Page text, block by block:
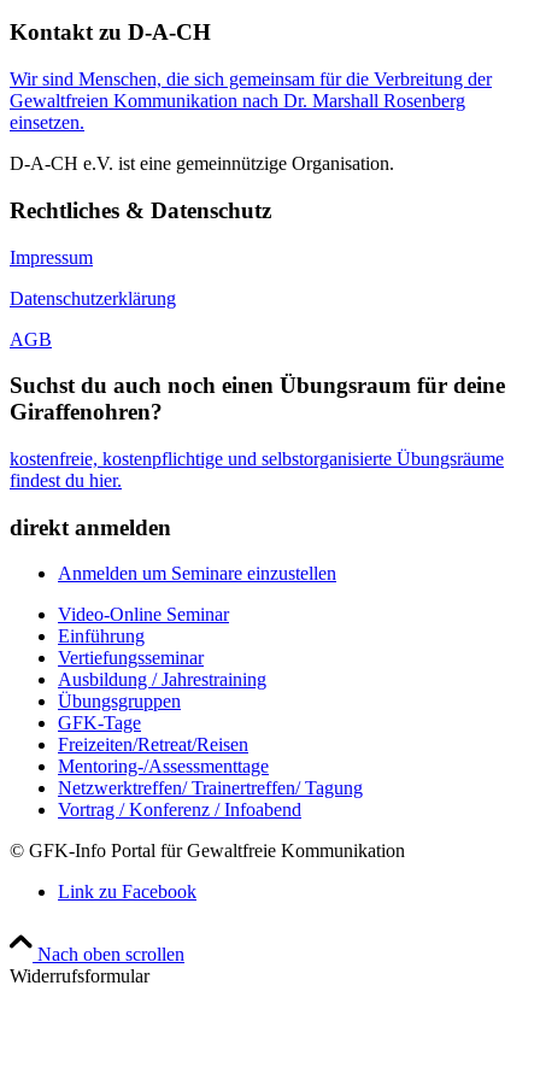
Kontakt zu D-A-CH
Wir sind Menschen, die sich gemeinsam für die Verbreitung der
Gewaltfreien Kommunikation nach Dr. Marshall Rosenberg
einsetzen.
D-A-CH e.V. ist eine gemeinnützige Organisation.
Rechtliches & Datenschutz
Impressum
Datenschutzerklärung
AGB
Suchst du auch noch einen Übungsraum für deine
Giraffenohren?
kostenfreie, kostenpflichtige und selbstorganisierte Übungsräume
findest du hier.
direkt anmelden
Anmelden um Seminare einzustellen
Video-Online Seminar
Einführung
Vertiefungsseminar
Ausbildung / Jahrestraining
Übungsgruppen
GFK-Tage
Freizeiten/Retreat/Reisen
Mentoring-/Assessmenttage
Netzwerktreffen/ Trainertreffen/ Tagung
Vortrag / Konferenz / Infoabend
© GFK-Info Portal für Gewaltfreie Kommunikation
Link zu Facebook
Nach oben scrollen
Widerrufsformular